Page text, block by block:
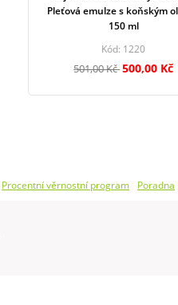
Pleťová emulze s koňským
150 ml
Kód: 1220
501,00 Kč500,00 Kč
Procentní věrnostní program Poradna